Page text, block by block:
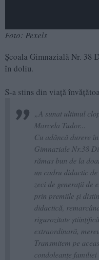
Foto: Pexels
Școala Gimnazială Nr. 38
în doliu.
S-a stins din viață
„A sunat ultimul
Marcela Tudor...
Cu adâncă durere
Gimnaziale Nr.38
rămas bun de la
un cadru didactic
zeci de generații de
prin premiile și
didactică,
rigurozitate
extraordinară,
Transmitem pe
condoleanțe